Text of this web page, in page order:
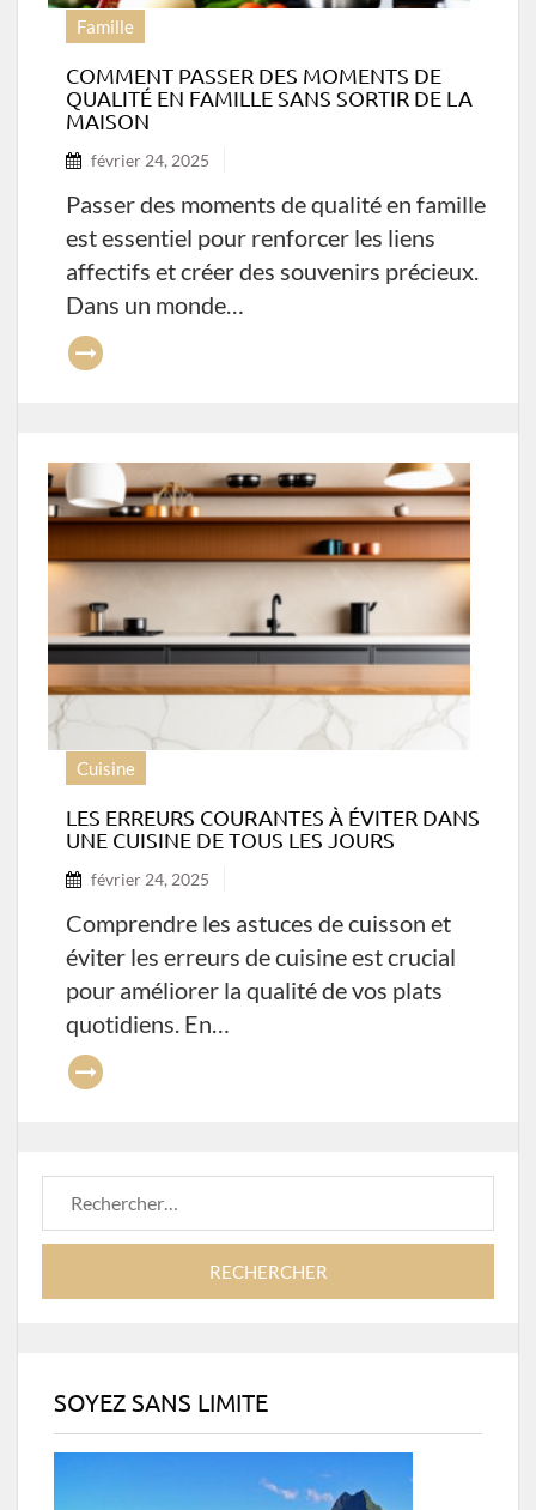
Famille
COMMENT PASSER DES MOMENTS DE
QUALITÉ EN FAMILLE SANS SORTIR DE LA
MAISON
février 24, 2025
Passer des moments de qualité en famille
est essentiel pour renforcer les liens
affectifs et créer des souvenirs précieux.
Dans un monde…
Cuisine
LES ERREURS COURANTES À ÉVITER DANS
UNE CUISINE DE TOUS LES JOURS
février 24, 2025
Comprendre les astuces de cuisson et
éviter les erreurs de cuisine est crucial
pour améliorer la qualité de vos plats
quotidiens. En…
SOYEZ SANS LIMITE